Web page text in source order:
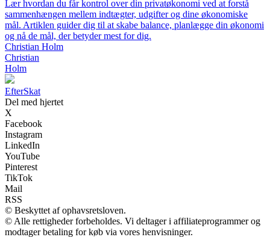
Lær hvordan du får kontrol over din privatøkonomi ved at forstå
sammenhængen mellem indtægter, udgifter og dine økonomiske
mål. Artiklen guider dig til at skabe balance, planlægge din økonomi
og nå de mål, der betyder mest for dig.
Christian Holm
Christian
Holm
EfterSkat
Del med hjertet
X
Facebook
Instagram
LinkedIn
YouTube
Pinterest
TikTok
Mail
RSS
© Beskyttet af ophavsretsloven.
© Alle rettigheder forbeholdes. Vi deltager i affiliateprogrammer og
modtager betaling for køb via vores henvisninger.